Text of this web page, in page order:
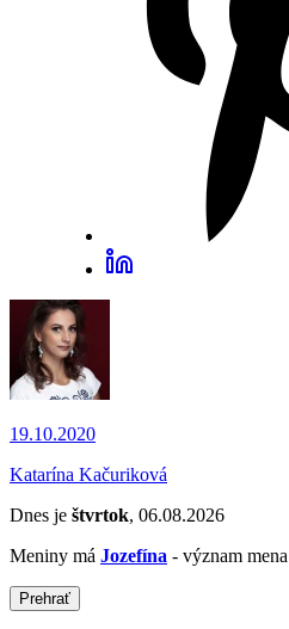
19.10.2020
Katarína Kačuriková
Dnes je štvrtok, 06.08.2026
Meniny má Jozefína - význam mena
Prehrať